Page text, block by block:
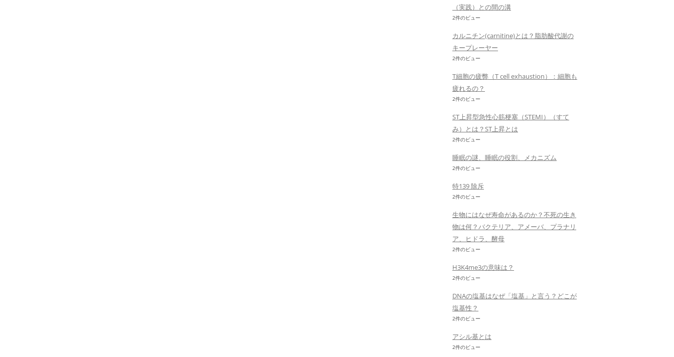
（実践）との間の溝
2件のビュー
カルニチン(carnitine)とは？脂肪酸代謝の
キープレーヤー
2件のビュー
T細胞の疲弊（T cell exhaustion）：細胞も
疲れるの？
2件のビュー
ST上昇型急性心筋梗塞（STEMI）（すて
み）とは？ST上昇とは
2件のビュー
睡眠の謎、睡眠の役割、メカニズム
2件のビュー
特139 除斥
2件のビュー
生物にはなぜ寿命があるのか？不死の生き
物は何？バクテリア、アメーバ、プラナリ
ア、ヒドラ、酵母
2件のビュー
H3K4me3の意味は？
2件のビュー
DNAの塩基はなぜ「塩基」と言う？どこが
塩基性？
2件のビュー
アシル基とは
2件のビュー